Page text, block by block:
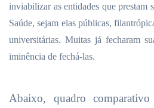
inviabilizar as entidades que prestam
Saúde, sejam elas públicas,
universitárias. Muitas já fecharam
iminência de fechá-las.
Abaixo, quadro